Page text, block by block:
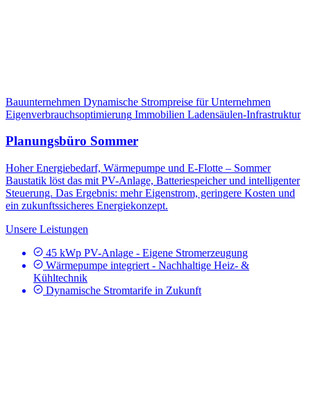
Bauunternehmen Dynamische Strompreise für Unternehmen
Eigenverbrauchsoptimierung Immobilien Ladensäulen-Infrastruktur
Planungsbüro Sommer
Hoher Energiebedarf, Wärmepumpe und E-Flotte – Sommer
Baustatik löst das mit PV-Anlage, Batteriespeicher und intelligenter
Steuerung. Das Ergebnis: mehr Eigenstrom, geringere Kosten und
ein zukunftssicheres Energiekonzept.
Unsere Leistungen
45 kWp PV-Anlage - Eigene Stromerzeugung
Wärmepumpe integriert - Nachhaltige Heiz- &
Kühltechnik
Dynamische Stromtarife in Zukunft